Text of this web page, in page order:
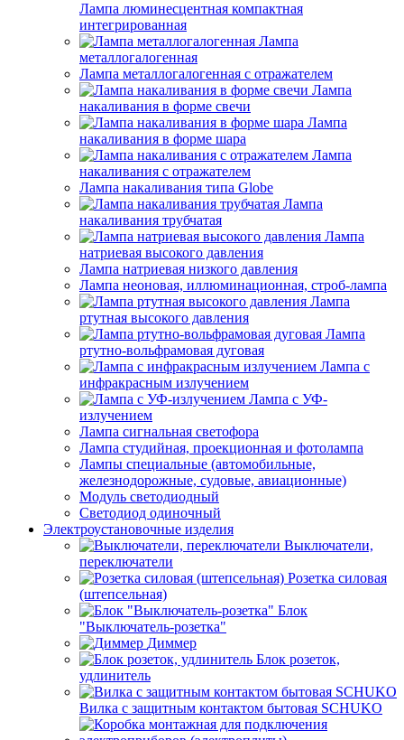
Лампа люминесцентная компактная
интегрированная
Лампа
металлогалогенная
Лампа металлогалогенная с отражателем
Лампа
накаливания в форме свечи
Лампа
накаливания в форме шара
Лампа
накаливания с отражателем
Лампа накаливания типа Globe
Лампа
накаливания трубчатая
Лампа
натриевая высокого давления
Лампа натриевая низкого давления
Лампа неоновая, иллюминационная, строб-лампа
Лампа
ртутная высокого давления
Лампа
ртутно-вольфрамовая дуговая
Лампа с
инфракрасным излучением
Лампа с УФ-
излучением
Лампа сигнальная светофора
Лампа студийная, проекционная и фотолампа
Лампы специальные (автомобильные,
железнодорожные, судовые, авиационные)
Модуль светодиодный
Светодиод одиночный
Электроустановочные изделия
Выключатели,
переключатели
Розетка силовая
(штепсельная)
Блок
"Выключатель-розетка"
Диммер
Блок розеток,
удлинитель
Вилка с защитным контактом бытовая SCHUKO